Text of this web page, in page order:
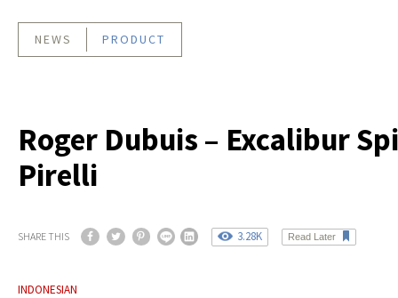
NEWS PRODUCT
Roger Dubuis – Excalibur
Pirelli
SHARE THIS 3.28K Read Later
INDONESIAN